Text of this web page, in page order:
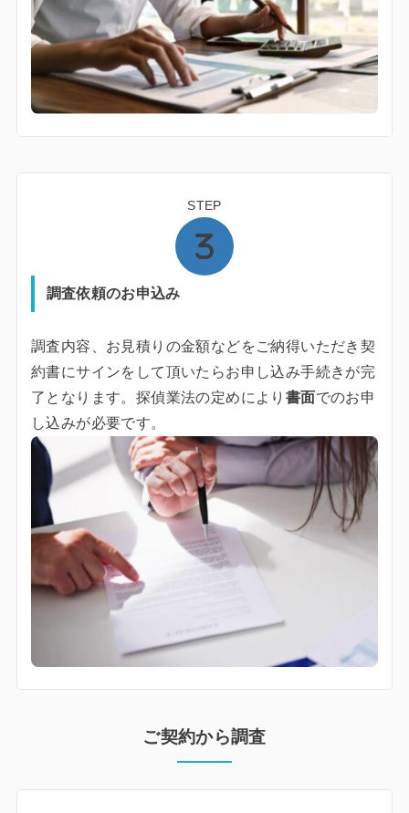
STEP
調査依頼のお申込み
調査内容、お見積りの金額などをご納得いただき契
約書にサインをして頂いたらお申し込み手続きが完
了となります。探偵業法の定めにより 書面でのお申
し込みが必要です。
ご契約から調査